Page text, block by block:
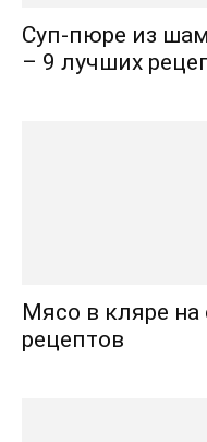
Суп-пюре из
– 9 лучших
Мясо в кляре
рецептов